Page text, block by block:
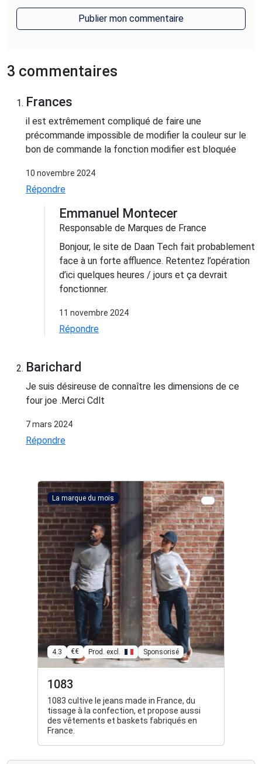
3 commentaires
Frances
il est extrêmement compliqué de faire une
précommande impossible de modifier la couleur sur le
bon de commande la fonction modifier est bloquée
10 novembre 2024
Répondre
Emmanuel Montecer
Responsable de Marques de France
Bonjour, le site de Daan Tech fait probablement
face à un forte affluence. Retentez l’opération
d’ici quelques heures / jours et ça devrait
fonctionner.
11 novembre 2024
Répondre
Barichard
Je suis désireuse de connaître les dimensions de ce
four joe .Merci Cdlt
7 mars 2024
Répondre
La marque du mois
4.3 €€ Prod. excl. Sponsorisé
1083
1083 cultive le jeans made in France, du
tissage à la confection, et propose aussi
des vêtements et baskets fabriqués en
France.